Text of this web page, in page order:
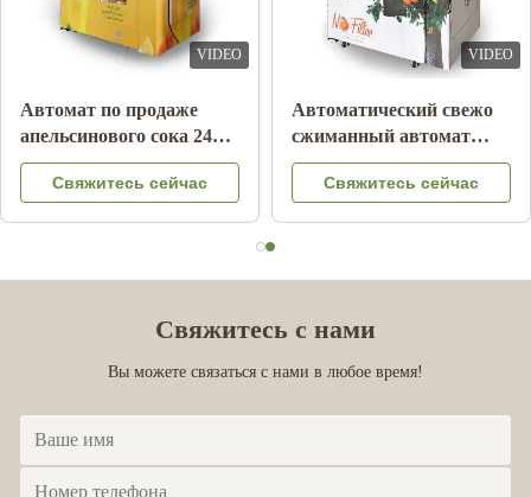
VIDEO
Автомат по продаже
апельсинового сока 24
часа
Свяжитесь сейчас
VIDEO
Автоматический свежо
сжиманный автомат
апельсинового сока для
рекламы
Свяжитесь сейчас
Свяжитесь с нами
Вы можете связаться с нами в любое время!